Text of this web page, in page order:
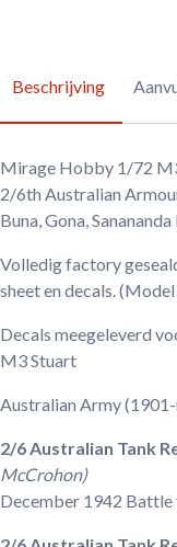
Beschrijving
Mirage Hobby 1/72
2/6th Australian
Buna, Gona, Sanananda
Volledig factory
sheet en decals.
Decals meegeleverd
M3 Stuart
Australian Army
2/6 Australian Tank
McCrohon)
December 1942 Battle